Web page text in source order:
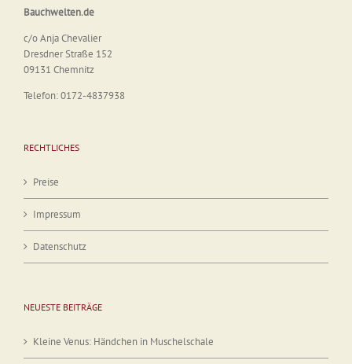
Bauchwelten.de
c/o Anja Chevalier
Dresdner Straße 152
09131 Chemnitz
Telefon: 0172-4837938
RECHTLICHES
Preise
Impressum
Datenschutz
NEUESTE BEITRÄGE
Kleine Venus: Händchen in Muschelschale